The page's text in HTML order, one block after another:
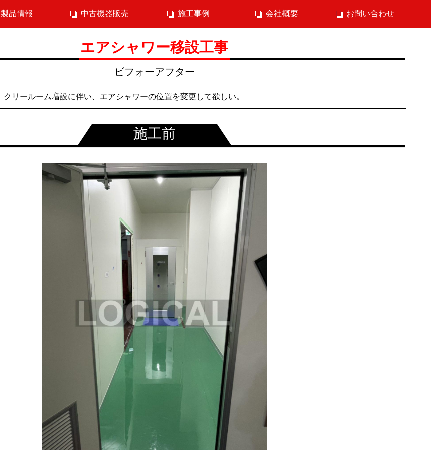
製品情報 中古機器販売 施工事例 会社概要 お問い合わせ
エアシャワー移設工事
ビフォーアフター
クリールーム増設に伴い、エアシャワーの位置を変更して欲しい。
施工前